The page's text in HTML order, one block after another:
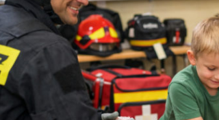
zdrowia — czas zacząć mówić o